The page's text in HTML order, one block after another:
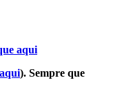
aqui
). Sempre que